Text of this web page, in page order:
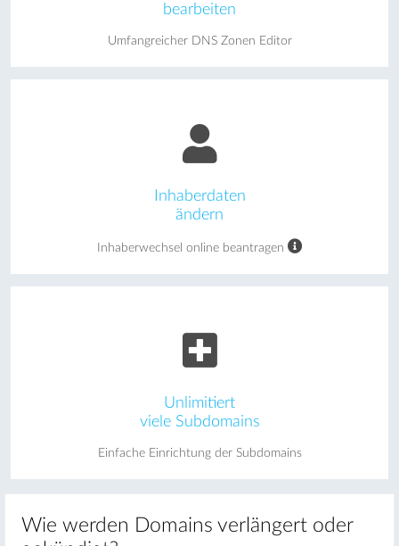
bearbeiten
Umfangreicher DNS Zonen Editor
Inhaberdaten
ändern
Inhaberwechsel online beantragen
Unlimitiert
viele Subdomains
Einfache Einrichtung der Subdomains
Wie werden Domains verlängert oder